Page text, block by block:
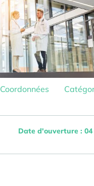
Coordonnées
Date d'ouverture :